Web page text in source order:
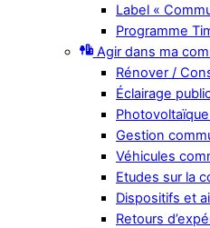
Label «
Programme
Agir dans ma
Rénover /
Éclairage
Gestion
Véhicules
Etudes sur la
Dispositifs et
Retours